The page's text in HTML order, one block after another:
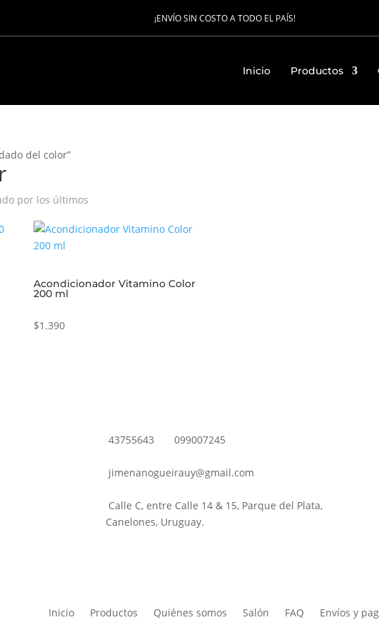
¡ENVÍO SIN COSTO A TODO EL PAÍS!
Inicio Productos
del color”
por los últimos
Acondicionador Vitamino Color
200 ml
$1.390
43755643 099007245
jimenanogueirauy@gmail.com
Calle C, entre Calle 14 & 15, Parque del Plata,
Canelones, Uruguay.
Inicio Productos Quiénes somos Salón FAQ Envíos y